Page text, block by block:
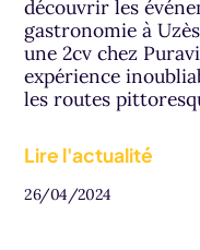
découvrir les
gastronomie à
une 2cv chez
expérience
les routes
Lire l'actualité
26/04/2024